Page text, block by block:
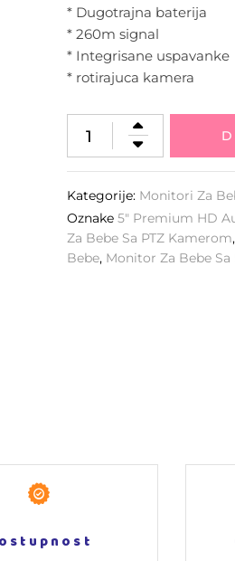
* Dugotrajna baterija
* 260m signal
* Integrisane uspavanke
* rotirajuca kamera
Kategorije: Monitori Za
Oznake5" Premium HD
Za Bebe Sa PTZ Kamerom,
Bebe, Monitor Za Bebe